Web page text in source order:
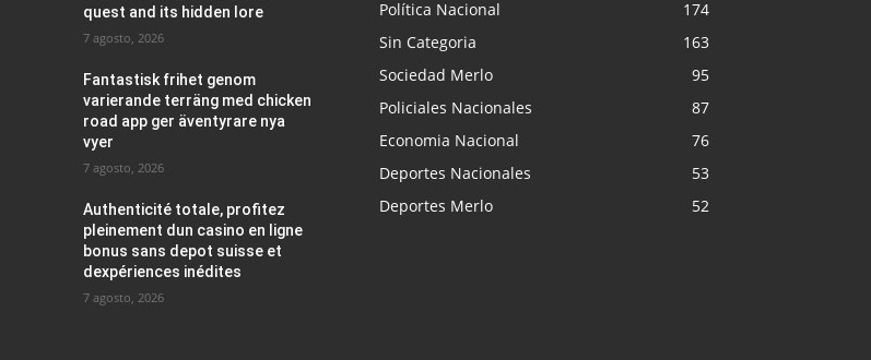
quest and its hidden lore
7 agosto, 2026
Fantastisk frihet genom
varierande terräng med chicken
road app ger äventyrare nya
vyer
7 agosto, 2026
Authenticité totale, profitez
pleinement dun casino en ligne
bonus sans depot suisse et
dexpériences inédites
7 agosto, 2026
Política Nacional
174
Sin Categoria
163
Sociedad Merlo
95
Policiales Nacionales
87
Economia Nacional
76
Deportes Nacionales
53
Deportes Merlo
52